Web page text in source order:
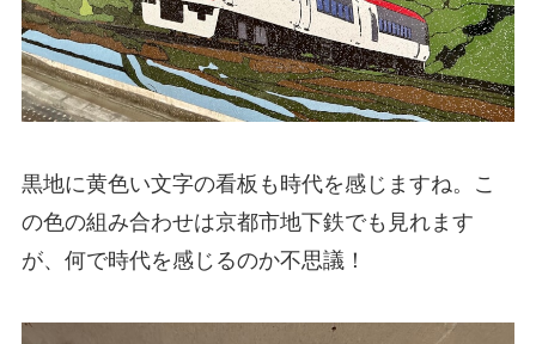
黒地に黄色い文字の看板も時代を感じますね。こ
の色の組み合わせは京都市地下鉄でも見れます
が、何で時代を感じるのか不思議！